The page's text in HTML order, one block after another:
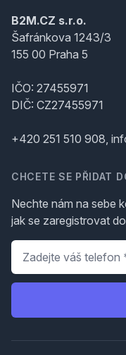
B2M.CZ s.r.o.
Šafránkova 1243/3
155 00 Praha 5
IČO: 27455971
DIČ: CZ27455971
+420 251 510 908,
CHCETE SE PŘIDAT
Nechte nám na sebe
jak se zaregistrovat
Telefon